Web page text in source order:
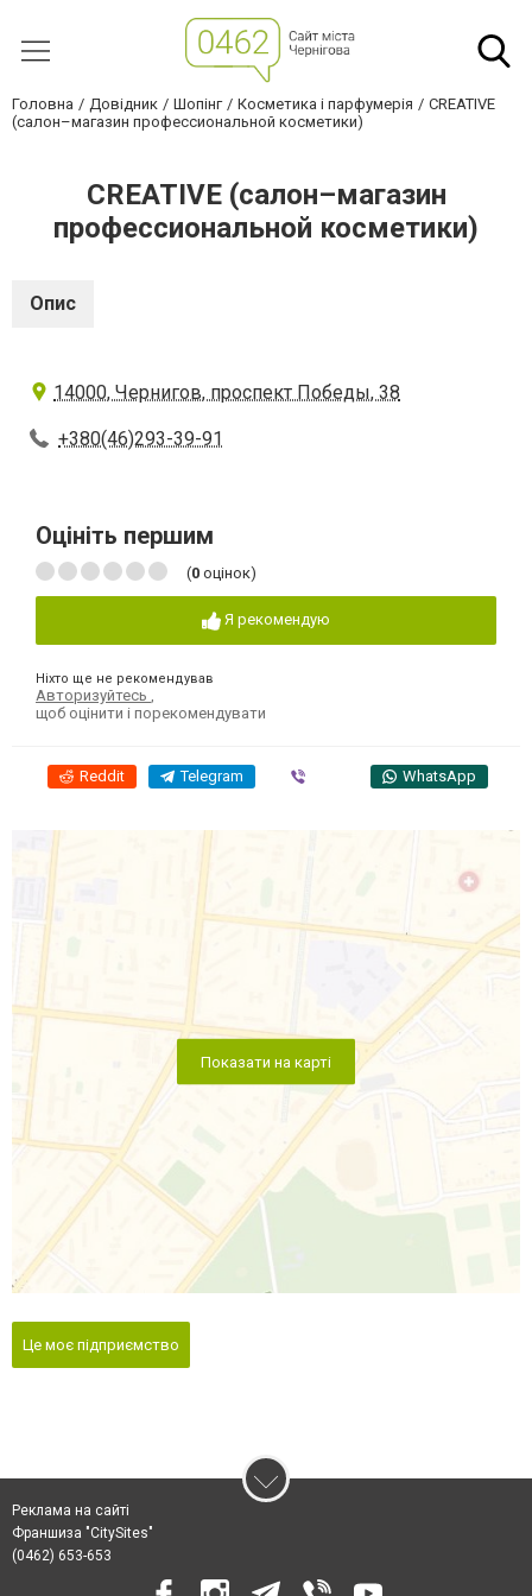
Головна Довідник Шопінг Косметика і парфумерія
CREATIVE
(салон–магазин профессиональной косметики)
CREATIVE (салон–магазин
профессиональной косметики)
Опис
14000, Чернигов, проспект Победы, 38
+380(46)293-39-91
Оцініть першим
(0 оцінок)
Я рекомендую
Ніхто ще не рекомендував
Авторизуйтесь
щоб оцінити і порекомендувати
Reddit Telegram WhatsApp
Показати на карті
Це моє підприємство
Реклама на сайті
Франшиза "CitySites"
(0462) 653-653